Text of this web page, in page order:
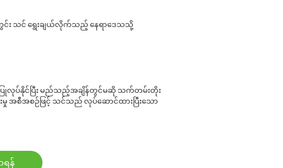
တွင်း သင် ရွေးချယ်လိုက်သည့် နေရာဒေသသို့
း ပြုလုပ်နိုင်ပြီး မည်သည့်အချိန်တွင်မဆို သက်တမ်းတိုး
အစီအစဉ်ဖြင့် သင်သည် လုပ်ဆောင်ထားပြီးသော
ရန်